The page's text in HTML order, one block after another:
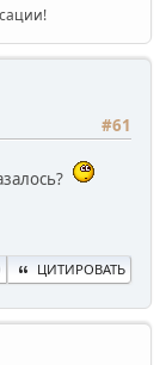
#61
ЦИТИРОВАТЬ